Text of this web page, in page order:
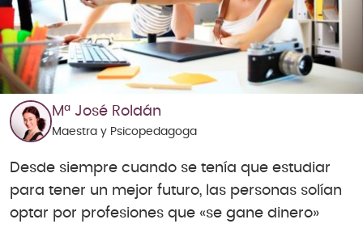
Mª José Roldán
Maestra y Psicopedagoga
Desde siempre cuando se tenía que estudiar
para tener un mejor futuro, las personas solían
optar por profesiones que «se gane dinero»